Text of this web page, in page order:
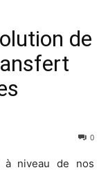
de
0
à niveau de nos